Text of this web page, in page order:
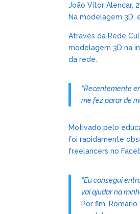
João Vítor Alencar,
Na modelagem 3D,
Através da Rede
modelagem 3D na
da rede.
“Recentemente
me fez parar de
Motivado pelo
foi rapidamente
freelancers no
“Eu consegui
vai ajudar na
Por fim,